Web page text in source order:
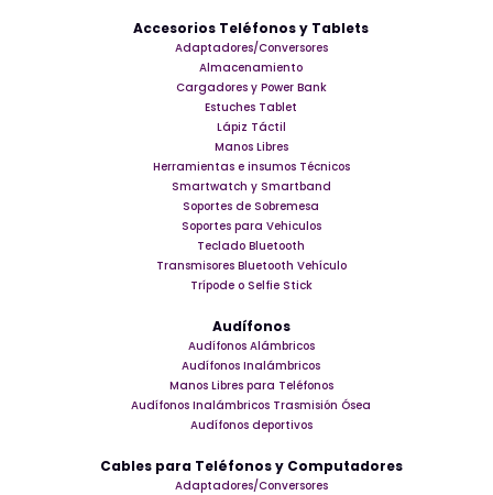
Accesorios Teléfonos y Tablets
Adaptadores/Conversores
Almacenamiento
Cargadores y Power Bank
Estuches Tablet
Lápiz Táctil
Manos Libres
Herramientas e insumos Técnicos
Smartwatch y Smartband
Soportes de Sobremesa
Soportes para Vehiculos
Teclado Bluetooth
Transmisores Bluetooth Vehículo
Trípode o Selfie Stick
Audífonos
Audífonos Alámbricos
Audífonos Inalámbricos
Manos Libres para Teléfonos
Audífonos Inalámbricos Trasmisión Ósea
Audífonos deportivos
Cables para Teléfonos y Computadores
Adaptadores/Conversores